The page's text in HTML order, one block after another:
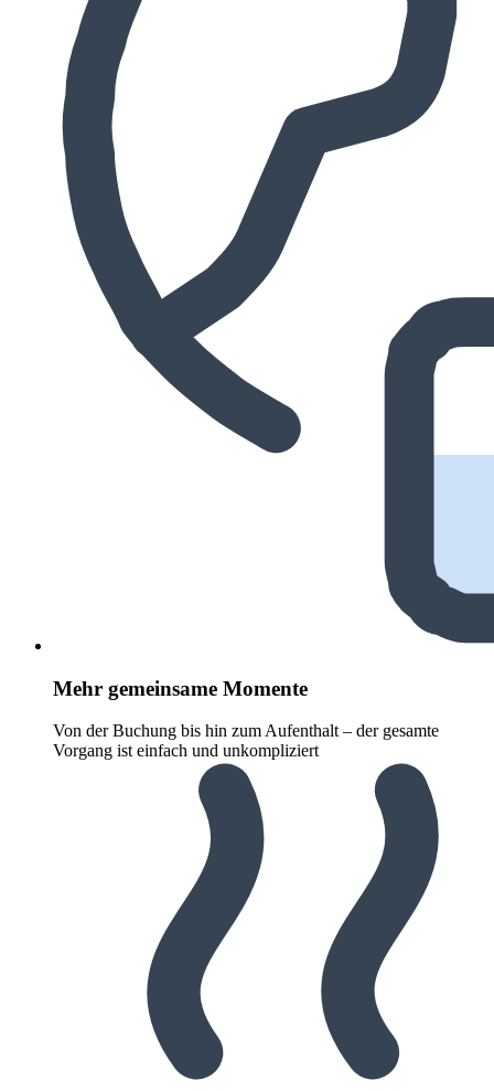
Mehr gemeinsame Momente
Von der Buchung bis hin zum Aufenthalt – der gesamte
Vorgang ist einfach und unkompliziert